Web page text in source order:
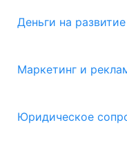
Деньги на развитие
Маркетинг и
Юридическое